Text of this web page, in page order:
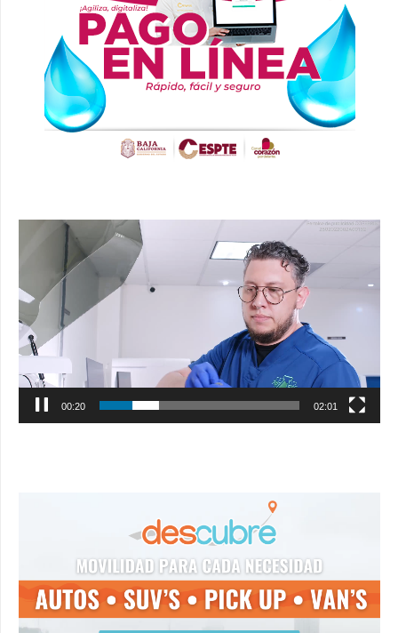
Reproductor
00:21 02:01